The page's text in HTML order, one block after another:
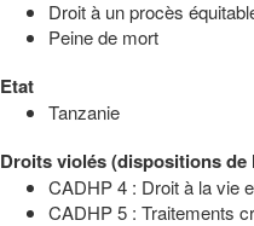
Droit à un procès
Peine de mort
Etat
Tanzanie
Droits violés (dispositions de
CADHP 4 : Droit à la vie
CADHP 5 : Traitements